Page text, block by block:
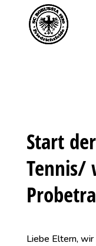
Saisonstart im
Kinder
Start
Tennis/
Liebe Eltern,